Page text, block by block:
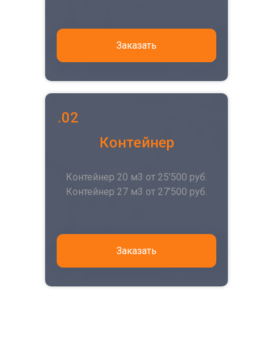
.02
Контейнер
Заказать
Заказать
Контейнер 20 м3 от 25’500 руб.
Контейнер 27 м3 от 27’500 руб.